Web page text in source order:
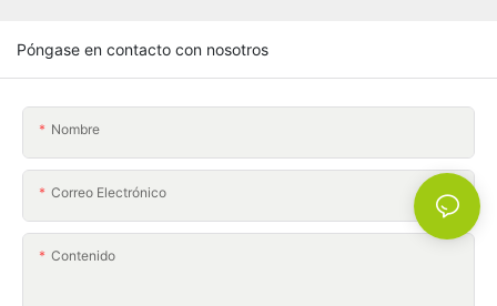
Póngase en contacto con nosotros
Nombre
Correo Electrónico
Contenido